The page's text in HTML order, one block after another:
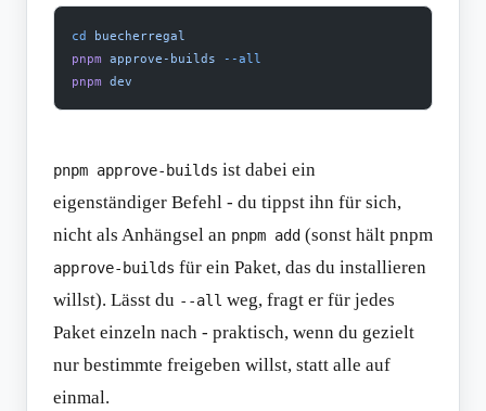
cd
buecherregal
pnpm approve-builds --all
pnpm dev
pnpm approve-builds ist dabei ein
eigenständiger Befehl - du tippst ihn für sich,
nicht als Anhängsel an pnpm add (sonst hält pnpm
approve-builds für ein Paket, das du installieren
willst). Lässt du --all weg, fragt er für jedes
Paket einzeln nach - praktisch, wenn du gezielt
nur bestimmte freigeben willst, statt alle auf
einmal.